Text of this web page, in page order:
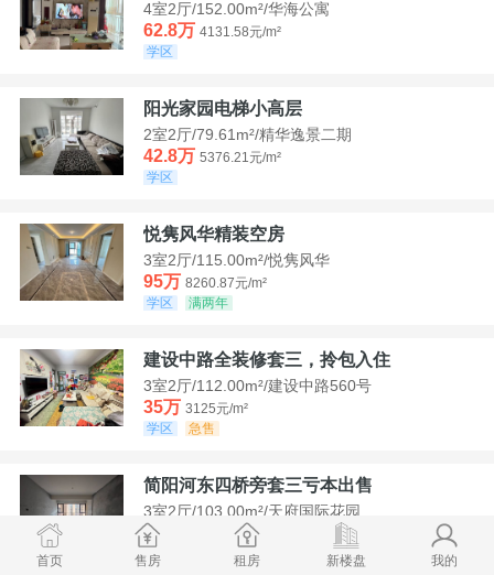
4室2厅/152.00m²/华海公寓
62.8万 4131.58元/m²
学区
阳光家园电梯小高层
2室2厅/79.61m²/精华逸景二期
42.8万 5376.21元/m²
学区
悦隽风华精装空房
3室2厅/115.00m²/悦隽风华
95万 8260.87元/m²
学区
满两年
建设中路全装修套三，拎包入住
3室2厅/112.00m²/建设中路560号
35万 3125元/m²
学区
急售
简阳河东四桥旁套三亏本出售
3室2厅/103.00m²/天府国际花园
78.8万
7650.49元/m²
学区
首页 售房 租房 新楼盘 我的